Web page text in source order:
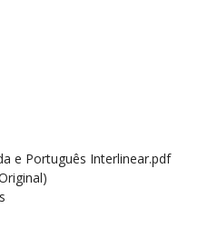
e Português Interlinear.pdf